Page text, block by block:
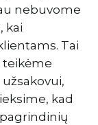
nebuvome
kai
Tai
teikėme
kad